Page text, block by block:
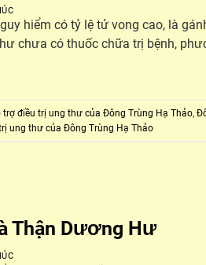
hiểm có tỷ lệ tử vong cao, là
chưa có thuốc chữa trị bệnh,
trợ điều trị ung thư của Đông Trùng Hạ Thảo,
ung thư của Đông Trùng Hạ Thảo
Thận Dương Hư